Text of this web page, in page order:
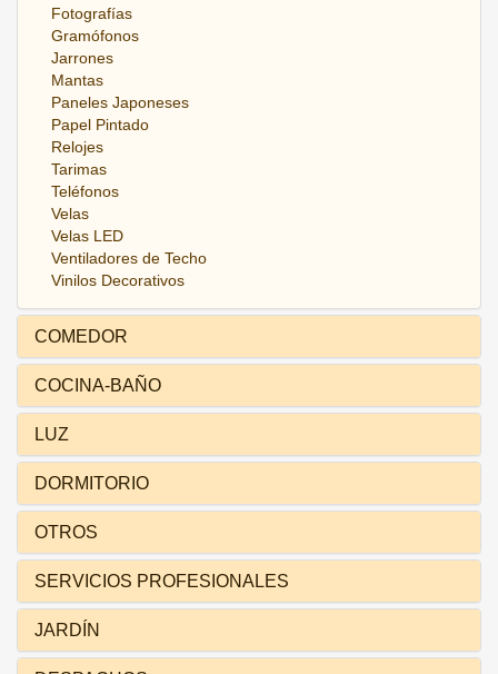
Fotografías
Gramófonos
Jarrones
Mantas
Paneles Japoneses
Papel Pintado
Relojes
Tarimas
Teléfonos
Velas
Velas LED
Ventiladores de Techo
Vinilos Decorativos
COMEDOR
COCINA-BAÑO
LUZ
DORMITORIO
OTROS
SERVICIOS PROFESIONALES
JARDÍN